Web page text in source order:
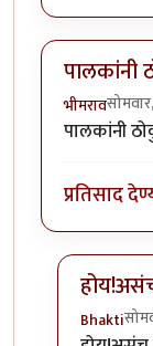
पालकांनी
भीमराव
पालकांनी
प्रतिसाद
Bhakti